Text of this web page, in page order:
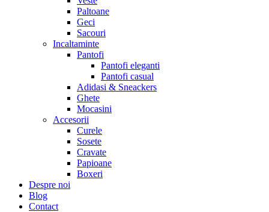
Paltoane
Geci
Sacouri
Incaltaminte
Pantofi
Pantofi eleganti
Pantofi casual
Adidasi & Sneackers
Ghete
Mocasini
Accesorii
Curele
Sosete
Cravate
Papioane
Boxeri
Despre noi
Blog
Contact